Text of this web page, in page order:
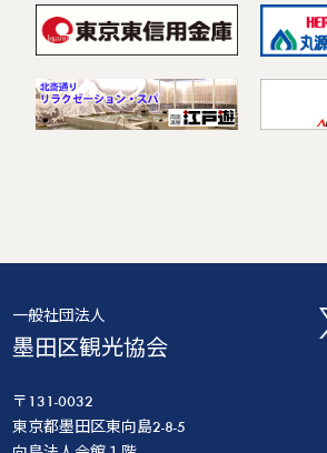
一般社団法人
墨田区観光協会
〒131-0032
東京都墨田区東向島2-8-5